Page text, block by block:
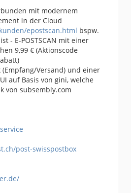
mit modernem
in der Cloud
epostscan.html bspw.
- E-POSTSCAN mit einer
9,99 € (Aktionscode
(Empfang/Versand) und einer
auf Basis von gini, welche
von subsembly.com
post-swisspostbox